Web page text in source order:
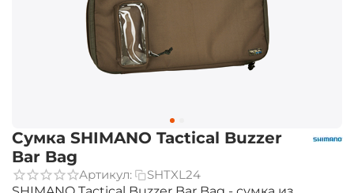
Сумка SHIMANO Tactical Buzzer
Bar Bag
Артикул:
SHTXL24